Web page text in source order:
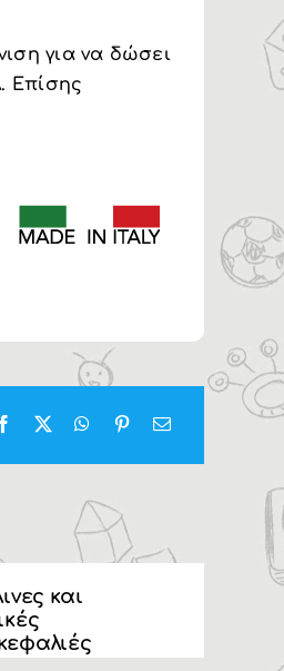
για να δώσει
Επίσης
και